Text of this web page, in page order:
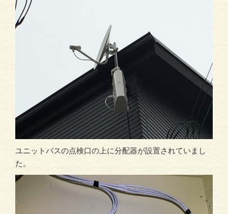
ユニットバスの点検口の上に分配器が設置されていまし
た。